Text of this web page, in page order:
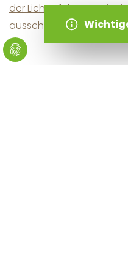
der Lichterführung. Die
ausschließlich per